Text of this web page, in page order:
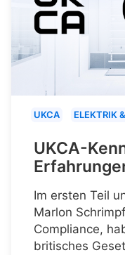
UKCA ELEKTRIK
UKCA-
Im ersten Teil
Marlon
Compliance,
britisches